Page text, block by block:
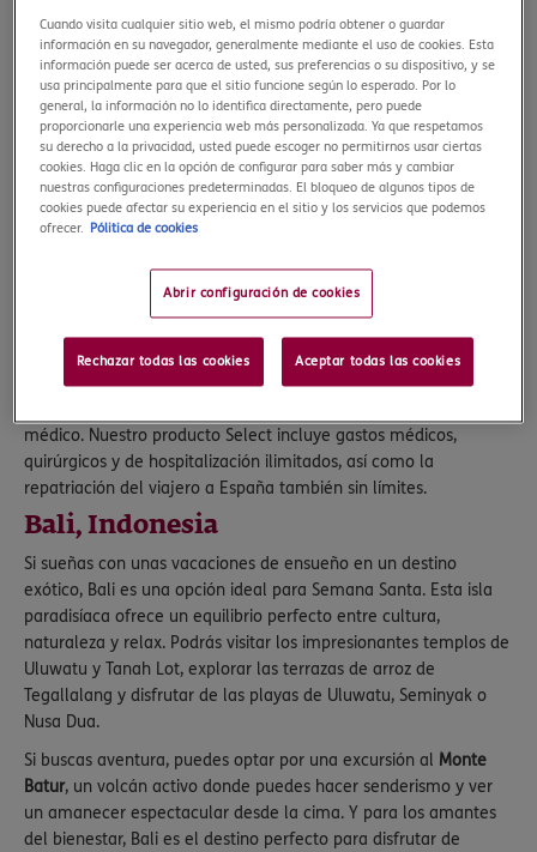
Japón y hanami (temporada de
cerezos)
En Japón, la Semana Santa coincide con la llegada de la
primavera y la temporada de hanami, el florecimiento de los
cerezos. Durante esta época, los japoneses disfrutan de picnics
bajo los sakura en parques y jardines, creando un ambiente de
celebración y renovación. Aunque sus connotaciones religiosas
difieren mucho de las nuestras, esta época del año es para los
japoneses un momento de reflexión, belleza y aprecio por la
Por otro lado, recuerda que, aunque este destino es uno de los
una simple consulta) puede salirte muy caro debido a los
elevados costes de su sistema sanitario. No olvides viajar con un
médico. Nuestro producto Select incluye gastos médicos,
quirúrgicos y de hospitalización ilimitados, así como la
repatriación del viajero a España también sin límites.
Bali, Indonesia
Si sueñas con unas vacaciones de ensueño en un destino
exótico, Bali es una opción ideal para Semana Santa. Esta isla
paradisíaca ofrece un equilibrio perfecto entre cultura,
naturaleza y relax. Podrás visitar los impresionantes templos de
Uluwatu y Tanah Lot, explorar las terrazas de arroz de
Tegallalang y disfrutar de las playas de Uluwatu, Seminyak o
Nusa Dua.
Si buscas aventura, puedes optar por una excursión al Monte
Batur, un volcán activo donde puedes hacer senderismo y ver
un amanecer espectacular desde la cima. Y para los amantes
del bienestar, Bali es el destino perfecto para disfrutar de
Cuando visita cualquier sitio web, el mismo podría obtener o guardar
información en su navegador, generalmente mediante el uso de cookies. Esta
información puede ser acerca de usted, sus preferencias o su dispositivo, y se
usa principalmente para que el sitio funcione según lo esperado. Por lo
general, la información no lo identifica directamente, pero puede
proporcionarle una experiencia web más personalizada. Ya que respetamos
su derecho a la privacidad, usted puede escoger no permitirnos usar ciertas
cookies. Haga clic en la opción de configurar para saber más y cambiar
nuestras configuraciones predeterminadas. El bloqueo de algunos tipos de
cookies puede afectar su experiencia en el sitio y los servicios que podemos
ofrecer.
Pólitica de cookies
Abrir configuración de cookies
Rechazar todas las cookies Aceptar todas las cookies